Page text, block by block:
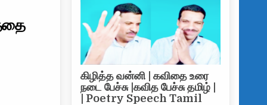
வைக்க – சுமந்திரன் ஆட்டத்தை ஆரம்பித்தார்
கிழித்த வன்னி | கவிதை உரை
நடை பேச்சு |கவித பேச்சு தமிழ் |
| Poetry Speech Tamil